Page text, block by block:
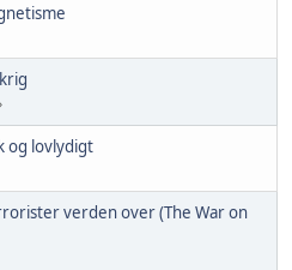
og lovlydigt
verden over (The War on